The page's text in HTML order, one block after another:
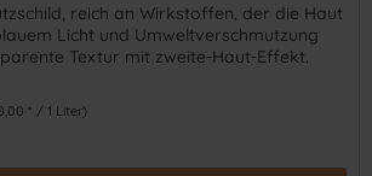
reich an Wirkstoffen, der die Haut
Licht und Umweltverschmutzung
Textur mit zweite-Haut-Effekt.
* / 1 Liter)